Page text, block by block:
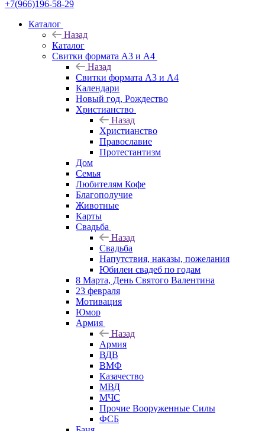
+7(966)196-58-29
Каталог
Назад
Каталог
Свитки формата А3 и А4
Назад
Свитки формата А3 и А4
Календари
Новый год, Рождество
Христианство
Назад
Христианство
Православие
Протестантизм
Дом
Семья
Любителям Кофе
Благополучие
Животные
Карты
Свадьба
Назад
Свадьба
Напутствия, наказы, пожелания
Юбилеи свадеб по годам
8 Марта, День Святого Валентина
23 февраля
Мотивация
Юмор
Армия
Назад
Армия
ВДВ
ВМФ
Казачество
МВД
МЧС
Прочие Вооруженные Силы
ФСБ